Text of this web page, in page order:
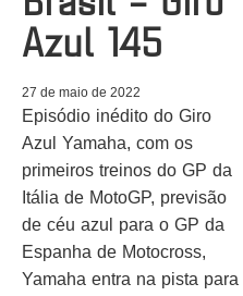
Azul 145
27 de maio de 2022
Episódio inédito do Giro
Azul Yamaha, com os
primeiros treinos do GP da
Itália de MotoGP, previsão
de céu azul para o GP da
Espanha de Motocross,
Yamaha entra na pista para